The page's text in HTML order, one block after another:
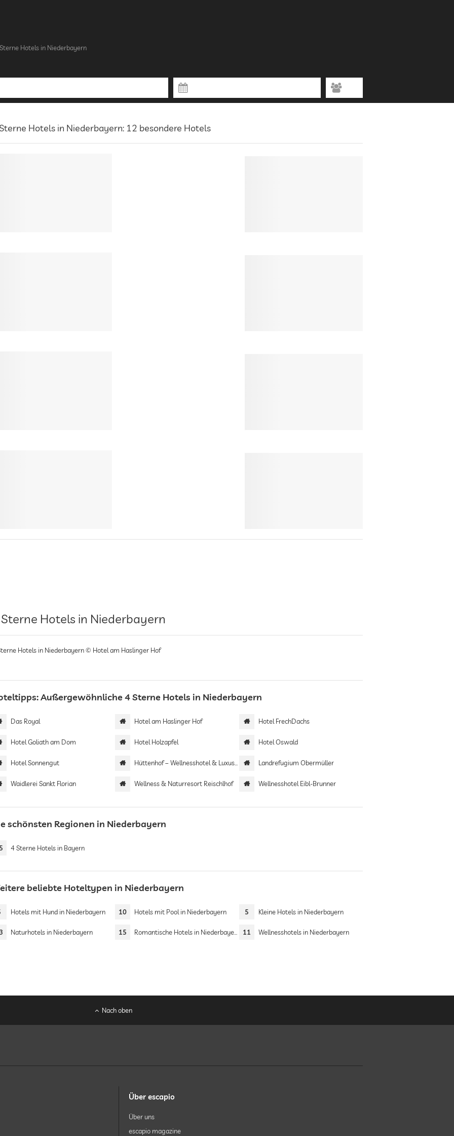
Hotels in Niederbayern
Hotels in Niederbayern: 12 besondere Hotels
Hotels in Niederbayern
Hotels in Niederbayern © Hotel am Haslinger Hof
Außergewöhnliche 4 Sterne Hotels in Niederbayern
Das Royal Hotel am Haslinger Hof Hotel FrechDachs
Hotel Goliath am Dom Hotel Holzapfel Hotel Oswald
Hotel Sonnengut Hüttenhof – Wellnesshotel & Luxus-Bergchalets | Adults only Landrefugium Obermüller
Waidlerei Sankt Florian Wellness & Naturresort Reischlhof Wellnesshotel Eibl-Brunner
schönsten Regionen in Niederbayern
4 Sterne Hotels in Bayern
beliebte Hoteltypen in Niederbayern
Hotels mit Hund in Niederbayern 10 Hotels mit Pool in Niederbayern 5 Kleine Hotels in Niederbayern
Naturhotels in Niederbayern 15 Romantische Hotels in Niederbayern 11 Wellnesshotels in Niederbayern
Nach oben
Über escapio
Über uns
escapio magazine